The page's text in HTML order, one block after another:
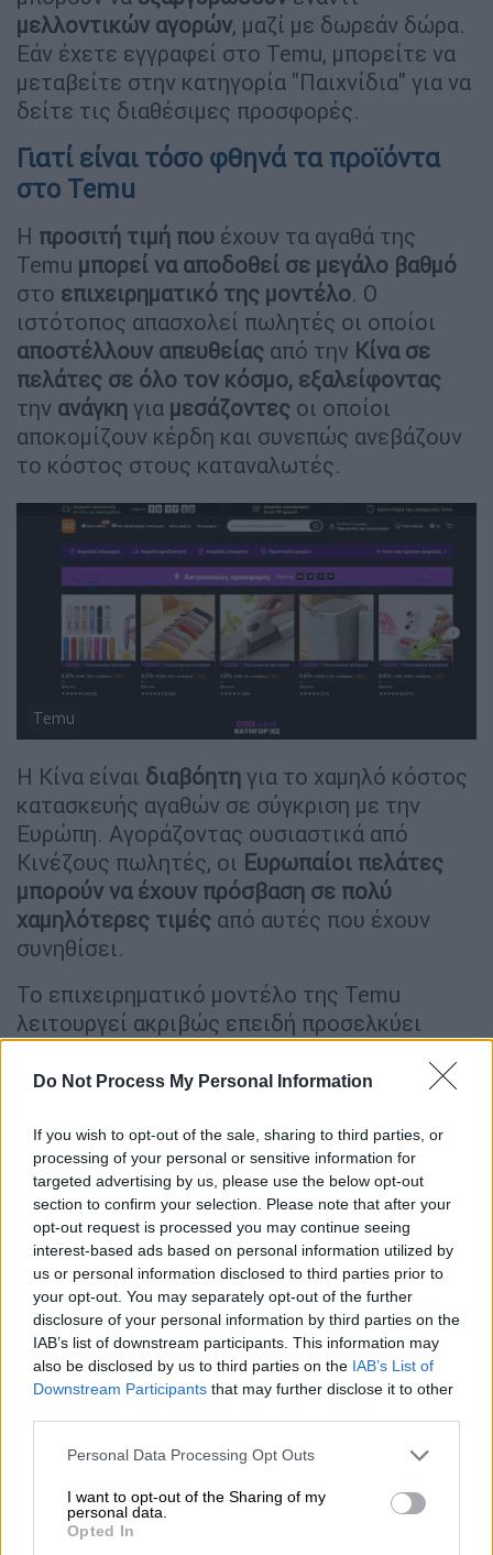
Do Not Process My Personal Information
If you wish to opt-out of the sale, sharing to third parties, or
processing of your personal or sensitive information for
targeted advertising by us, please use the below opt-out
section to confirm your selection. Please note that after your
opt-out request is processed you may continue seeing
interest-based ads based on personal information utilized by
us or personal information disclosed to third parties prior to
your opt-out. You may separately opt-out of the further
disclosure of your personal information by third parties on the
IAB’s list of downstream participants. This information may
also be disclosed by us to third parties on the IAB’s List of
Downstream Participants that may further disclose it to other
Please note that this website/app uses one or more Google
not limited to your visit or usage behaviour. You may click to
grant or deny consent to Google and its third-party tags to
use your data for below specified purposes in below Google
Personal Data Processing Opt Outs
I want to opt-out of the Sharing of my
personal data.
Opted In
μελλοντικών αγορών, μαζί με δωρεάν δώρα.
Εάν έχετε εγγραφεί στο Temu, μπορείτε να
μεταβείτε στην κατηγορία "Παιχνίδια" για να
δείτε τις διαθέσιμες προσφορές.
Γιατί είναι τόσο φθηνά τα προϊόντα
στο Temu
Η προσιτή τιμή που έχουν τα αγαθά της
Temu μπορεί να αποδοθεί σε μεγάλο βαθμό
στο επιχειρηματικό της μοντέλο. Ο
ιστότοπος απασχολεί πωλητές οι οποίοι
αποστέλλουν απευθείας από την Κίνα σε
πελάτες σε όλο τον κόσμο, εξαλείφοντας
την ανάγκη για μεσάζοντες οι οποίοι
αποκομίζουν κέρδη και συνεπώς ανεβάζουν
το κόστος στους καταναλωτές.
Temu
Η Κίνα είναι διαβόητη για το χαμηλό κόστος
κατασκευής αγαθών σε σύγκριση με την
Ευρώπη. Αγοράζοντας ουσιαστικά από
Κινέζους πωλητές, οι Ευρωπαίοι πελάτες
μπορούν να έχουν πρόσβαση σε πολύ
χαμηλότερες τιμές από αυτές που έχουν
συνηθίσει.
Το επιχειρηματικό μοντέλο της Temu
λειτουργεί ακριβώς επειδή προσελκύει
Αυτό σημαίνει ότι, παρόλο που ταπεριθώρια
εγχώριων λιανοπωλητών, οιαριθμοί των
πωλήσεώντης είναιαρκετά υψηλοίώστε να
τηςαποφέρουν χρήματα.
Είναι νόμιμη η Temu και πουλά γνήσια
προϊόντα;
Το Temu είναινόμιμο ηλεκτρονικό
κατάστημακαι τα αντικείμενα που
αγοράζετε θα σας αποσταλούν.
Ωστόσο, ορισμένοι χρήστες έχουν αναφέρει
ότι τα αντικείμενα που παρήγγειλαν
είτε δεν
είτε δεν ήταν όπως περιγράφονται.